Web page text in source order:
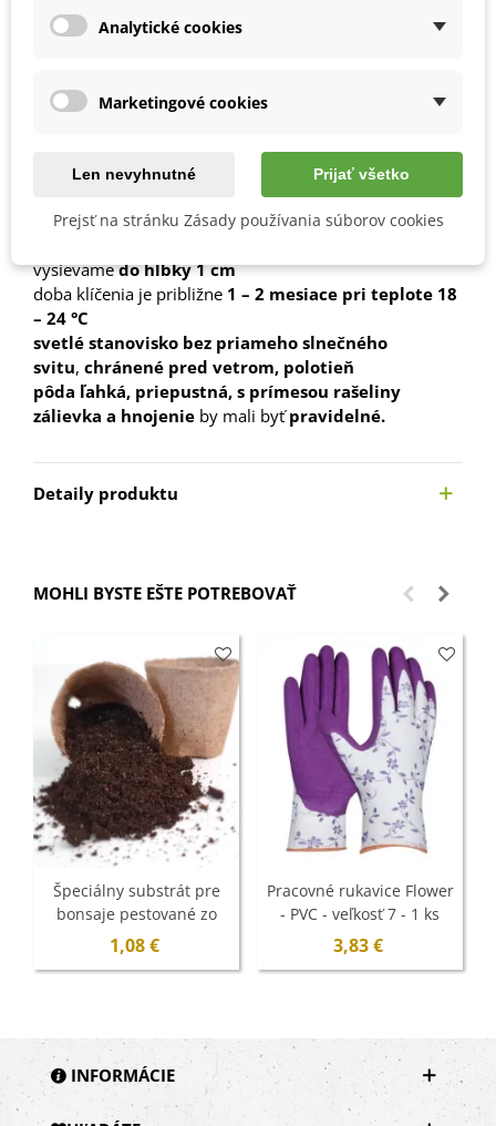
Obľúbené
pred výsevom treba semená
namočiť na 24 hodín do
potom nasledujestudená stratifikáciav chladničke
vysievamedo hĺbky 1 cm
doba klíčenia je približne 1 – 2 mesiace pri teplote 18
– 24 °C
svetlé stanovisko bez priameho slnečného
svitu, chránené pred vetrom, polotieň
pôda ľahká, priepustná, s prímesou rašeliny
zálievka a hnojenie by mali byťpravidelné.
Detaily produktu
MOHLI BYSTE EŠTE POTREBOVAŤ
Špeciálny substrát pre
bonsaje pestované zo
semien - 100 g
1,08 €
Pracovné rukavice Flower
- PVC - veľkosť 7 - 1 ks
3,83 €
INFORMÁCIE
Analytické cookies
Marketingové cookies
Len nevyhnutné Prijať všetko
Prejsť na stránku Zásady používania súborov cookies